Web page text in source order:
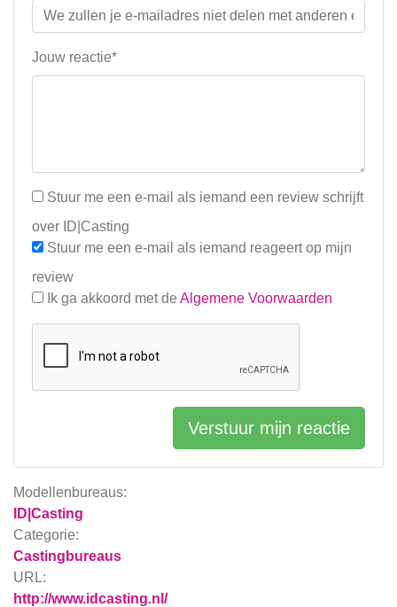
Modellenbureaus:
ID|Casting
Categorie:
Castingbureaus
URL:
http://www.idcasting.nl/
Jouw reactie*
Stuur me een e-mail als iemand een review schrijft
over ID|Casting
Stuur me een e-mail als iemand reageert op mijn
review
Ik ga akkoord met de Algemene Voorwaarden
Verstuur mijn reactie